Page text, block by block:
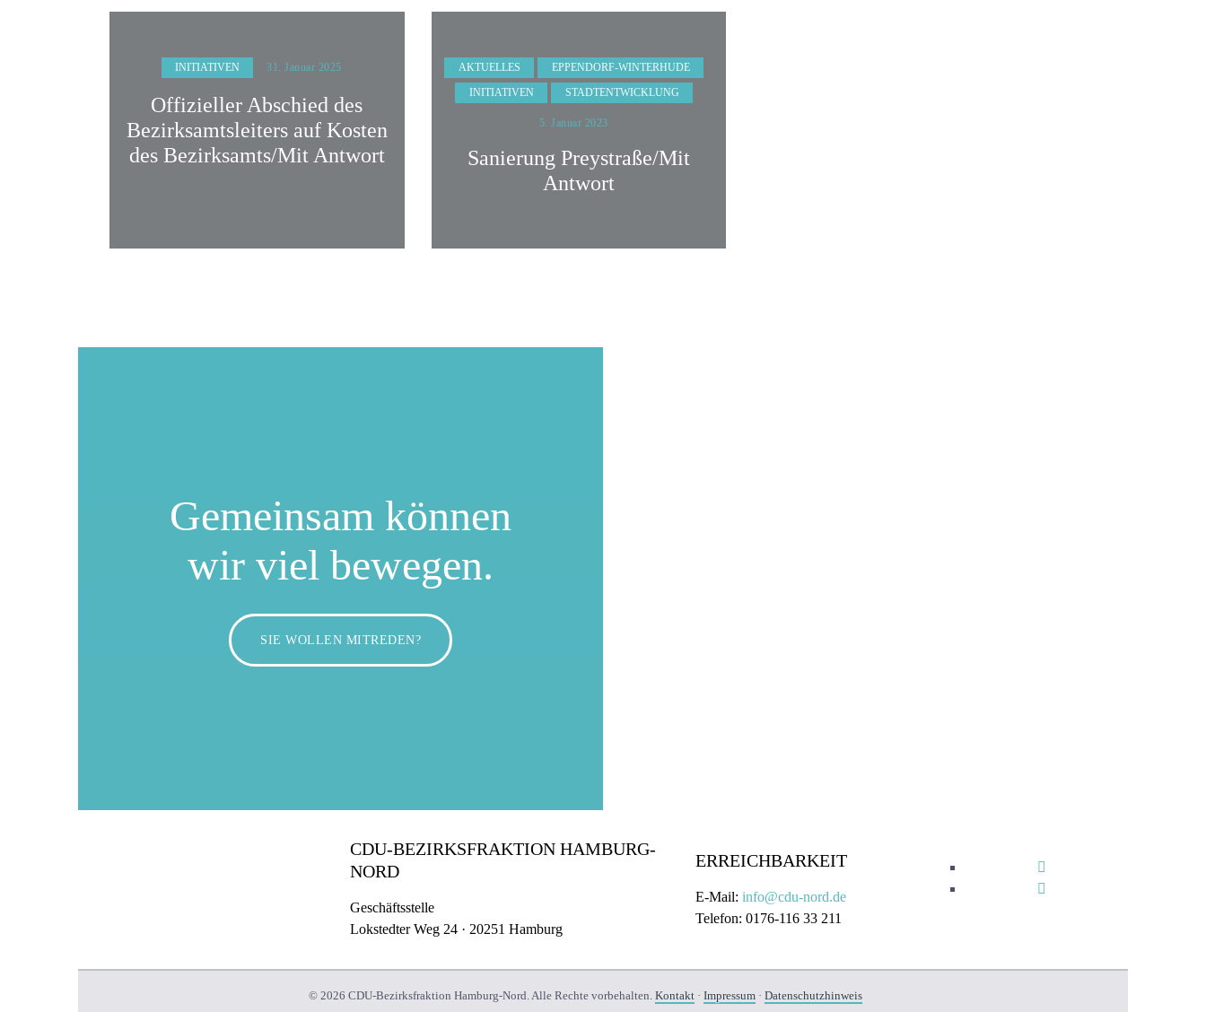
INITIATIVEN 31. Januar 2025
Offizieller Abschied des
Bezirksamtsleiters auf Kosten
des Bezirksamts/Mit Antwort
AKTUELLES
EPPENDORF-WINTERHUDE
INITIATIVEN
STADTENTWICKLUNG
5. Januar 2023
Sanierung Preystraße/Mit
Antwort
Gemeinsam können
wir viel bewegen.
SIE WOLLEN MITREDEN?
CDU-BEZIRKSFRAKTION HAMBURG-
NORD
Geschäftsstelle
Lokstedter Weg 24 · 20251 Hamburg
ERREICHBARKEIT
E-Mail:info@cdu-nord.de
Telefon: 0176-116 33 211
© 2026 CDU-Bezirksfraktion Hamburg-Nord. Alle Rechte vorbehalten. Kontakt· Impressum· Datenschutzhinweis